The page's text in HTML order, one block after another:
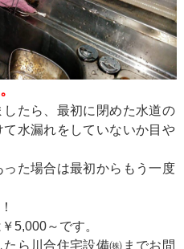
たら、最初に閉めた水道の
水漏れをしていないか目や
た場合は最初からもう一度
5,000～です。
ら川合住宅設備㈱までお問